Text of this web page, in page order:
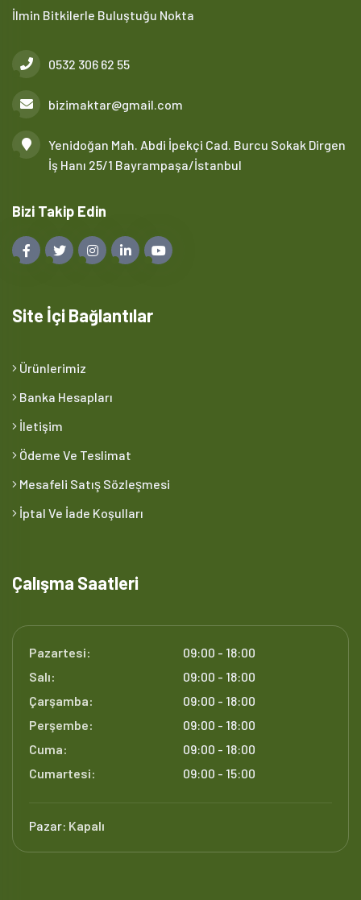
İlmin Bitkilerle Buluştuğu Nokta
0532 306 62 55
bizimaktar@gmail.com
Yenidoğan Mah. Abdi İpekçi Cad. Burcu Sokak Dirgen
İş Hanı 25/1 Bayrampaşa/İstanbul
Bizi Takip Edin
Site İçi Bağlantılar
Ürünlerimiz
Banka Hesapları
İletişim
Ödeme Ve Teslimat
Mesafeli Satış Sözleşmesi
İptal Ve İade Koşulları
Çalışma Saatleri
Pazartesi:
09:00 - 18:00
Salı:
09:00 - 18:00
Çarşamba:
09:00 - 18:00
Perşembe:
09:00 - 18:00
Cuma:
09:00 - 18:00
Cumartesi:
09:00 - 15:00
Pazar: Kapalı